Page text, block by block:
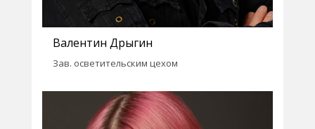
Валентин Дрыгин
Зав. осветительским цехом